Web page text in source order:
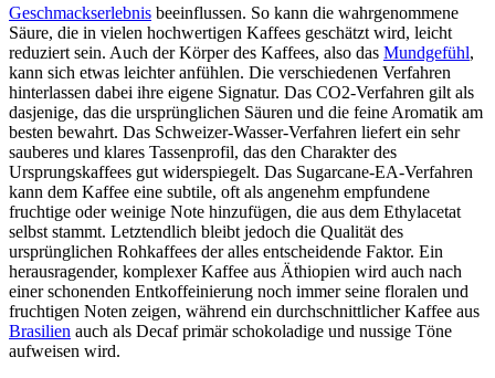
Geschmackserlebnis beeinflussen. So kann die wahrgenommene
Säure, die in vielen hochwertigen Kaffees geschätzt wird, leicht
reduziert sein. Auch der Körper des Kaffees, also das Mundgefühl,
kann sich etwas leichter anfühlen. Die verschiedenen Verfahren
hinterlassen dabei ihre eigene Signatur. Das CO2-Verfahren gilt als
dasjenige, das die ursprünglichen Säuren und die feine Aromatik am
besten bewahrt. Das Schweizer-Wasser-Verfahren liefert ein sehr
sauberes und klares Tassenprofil, das den Charakter des
Ursprungskaffees gut widerspiegelt. Das Sugarcane-EA-Verfahren
kann dem Kaffee eine subtile, oft als angenehm empfundene
fruchtige oder weinige Note hinzufügen, die aus dem Ethylacetat
selbst stammt. Letztendlich bleibt jedoch die Qualität des
ursprünglichen Rohkaffees der alles entscheidende Faktor. Ein
herausragender, komplexer Kaffee aus Äthiopien wird auch nach
einer schonenden Entkoffeinierung noch immer seine floralen und
fruchtigen Noten zeigen, während ein durchschnittlicher Kaffee aus
Brasilien auch als Decaf primär schokoladige und nussige Töne
aufweisen wird.